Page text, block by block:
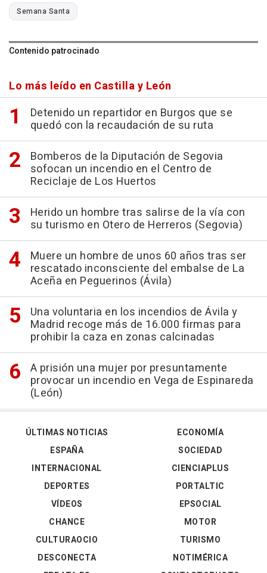
Semana Santa
Contenido patrocinado
Lo más leído en Castilla y León
Detenido un repartidor en Burgos que se
quedó con la recaudación de su ruta
Bomberos de la Diputación de Segovia
sofocan un incendio en el Centro de
Reciclaje de Los Huertos
Herido un hombre tras salirse de la vía con
su turismo en Otero de Herreros (Segovia)
Muere un hombre de unos 60 años tras ser
rescatado inconsciente del embalse de La
Aceña en Peguerinos (Ávila)
Una voluntaria en los incendios de Ávila y
Madrid recoge más de 16.000 firmas para
prohibir la caza en zonas calcinadas
A prisión una mujer por presuntamente
provocar un incendio en Vega de Espinareda
(León)
ÚLTIMAS NOTICIAS
ESPAÑA
INTERNACIONAL
DEPORTES
VÍDEOS
ECONOMÍA
SOCIEDAD
CIENCIAPLUS
PORTALTIC
EPSOCIAL
CHANCE
CULTURAOCIO
DESCONECTA
MOTOR
TURISMO
NOTIMÉRICA